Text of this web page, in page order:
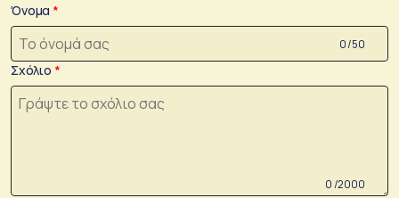
Όνομα
0 /50
Σχόλιο
0 /2000